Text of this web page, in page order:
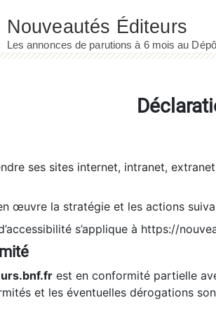
ses sites internet, intranet,
œuvre la stratégie et les actions
s’applique à https://
est en conformité partielle
et les éventuelles dérogations